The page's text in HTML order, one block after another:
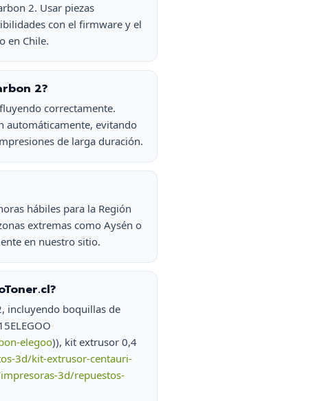
2. Usar piezas
con el firmware y el
en Chile.
2?
correctamente.
automáticamente, evitando
de larga duración.
hábiles para la Región
extremas como Aysén o
en nuestro sitio.
incluyendo boquillas de
elegoo)), kit extrusor 0,4
3d/kit-extrusor-centauri-
3d/repuestos-